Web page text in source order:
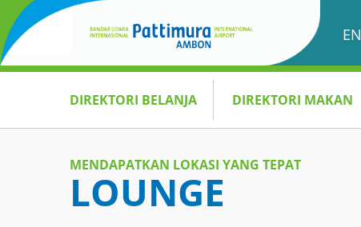
EN
BELANJA & MAKAN
DIREKTORI BELANJA DIREKTORI MAKAN
MENDAPATKAN LOKASI YANG TEPAT
LOUNGE